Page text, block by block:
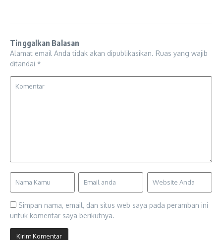
Tinggalkan Balasan
Alamat email Anda tidak akan dipublikasikan. Ruas yang wajib
ditandai *
Simpan nama, email, dan situs web saya pada peramban ini
untuk komentar saya berikutnya.